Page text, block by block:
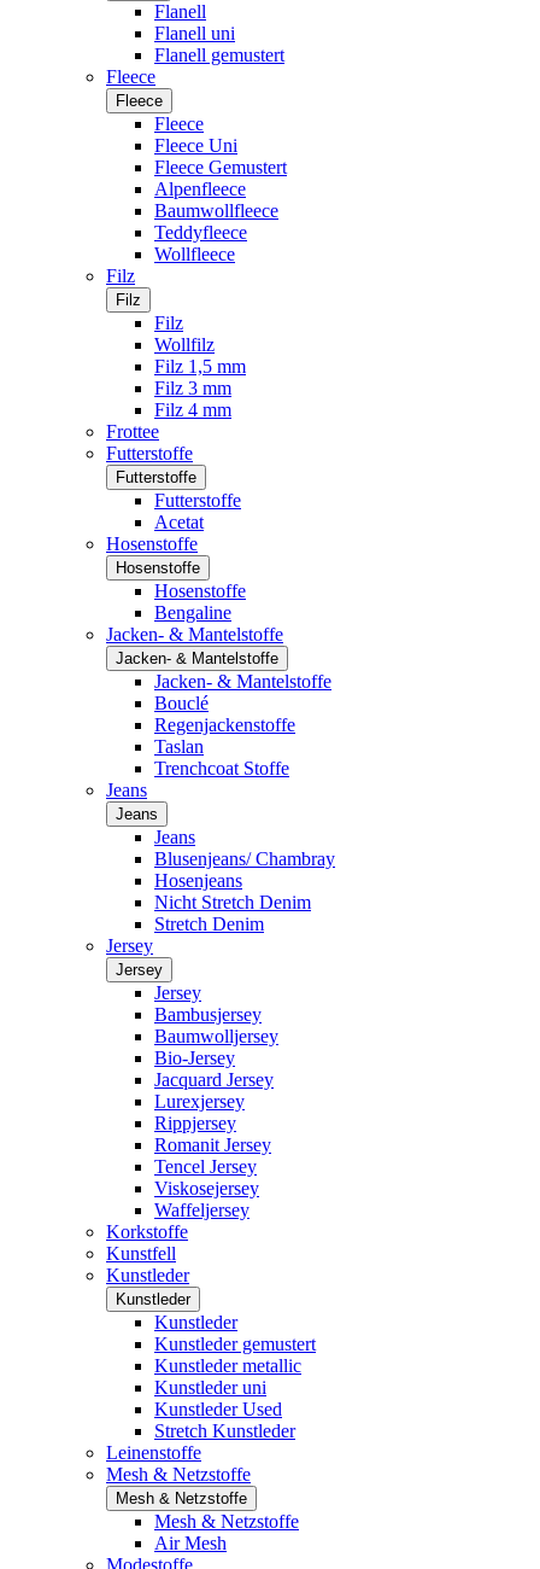
Flanell
Flanell uni
Flanell gemustert
Fleece
Fleece
Fleece
Fleece Uni
Fleece Gemustert
Alpenfleece
Baumwollfleece
Teddyfleece
Wollfleece
Filz
Filz
Filz
Wollfilz
Filz 1,5 mm
Filz 3 mm
Filz 4 mm
Frottee
Futterstoffe
Futterstoffe
Futterstoffe
Acetat
Hosenstoffe
Hosenstoffe
Hosenstoffe
Bengaline
Jacken- & Mantelstoffe
Jacken- & Mantelstoffe
Jacken- & Mantelstoffe
Bouclé
Regenjackenstoffe
Taslan
Trenchcoat Stoffe
Jeans
Jeans
Jeans
Blusenjeans/ Chambray
Hosenjeans
Nicht Stretch Denim
Stretch Denim
Jersey
Jersey
Jersey
Bambusjersey
Baumwolljersey
Bio-Jersey
Jacquard Jersey
Lurexjersey
Rippjersey
Romanit Jersey
Tencel Jersey
Viskosejersey
Waffeljersey
Korkstoffe
Kunstfell
Kunstleder
Kunstleder
Kunstleder
Kunstleder gemustert
Kunstleder metallic
Kunstleder uni
Kunstleder Used
Stretch Kunstleder
Leinenstoffe
Mesh & Netzstoffe
Mesh & Netzstoffe
Mesh & Netzstoffe
Air Mesh
Modestoffe